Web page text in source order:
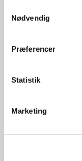
Nødvendig
Præferencer
Statistik
Marketing